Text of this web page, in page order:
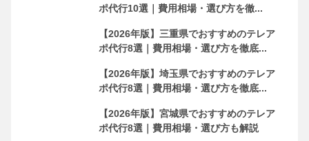
ポ代行10選｜費用相場・選び方を徹...
【2026年版】三重県でおすすめのテレア
ポ代行8選｜費用相場・選び方を徹底...
【2026年版】埼玉県でおすすめのテレア
ポ代行8選｜費用相場・選び方を徹底...
【2026年版】宮城県でおすすめのテレア
ポ代行8選｜費用相場・選び方も解説